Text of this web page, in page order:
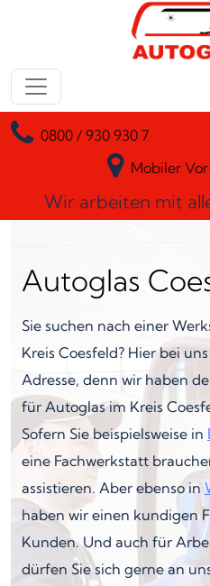
Zum Inhalt springen
Hauptnavigation
0800 / 930 930 7
Mobiler
Wir arbeiten mit
Autoglas
Sie suchen nach einer
Kreis Coesfeld? Hier bei
Adresse, denn wir haben
für Autoglas im Kreis
Sofern Sie beispielsweise in
eine Fachwerkstatt
assistieren. Aber ebenso in
haben wir einen kundigen
Kunden. Und auch für
dürfen Sie sich gerne an